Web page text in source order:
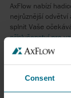
Consent
AxFlow nabízí
nejrůznější odvětví
splnit Vaše
příslušenství pro
odborníci a
výběru a
podporu.